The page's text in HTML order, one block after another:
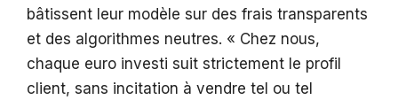
bâtissent leur modèle sur des frais transparents
et des algorithmes neutres. « Chez nous,
chaque euro investi suit strictement le profil
client, sans incitation à vendre tel ou tel